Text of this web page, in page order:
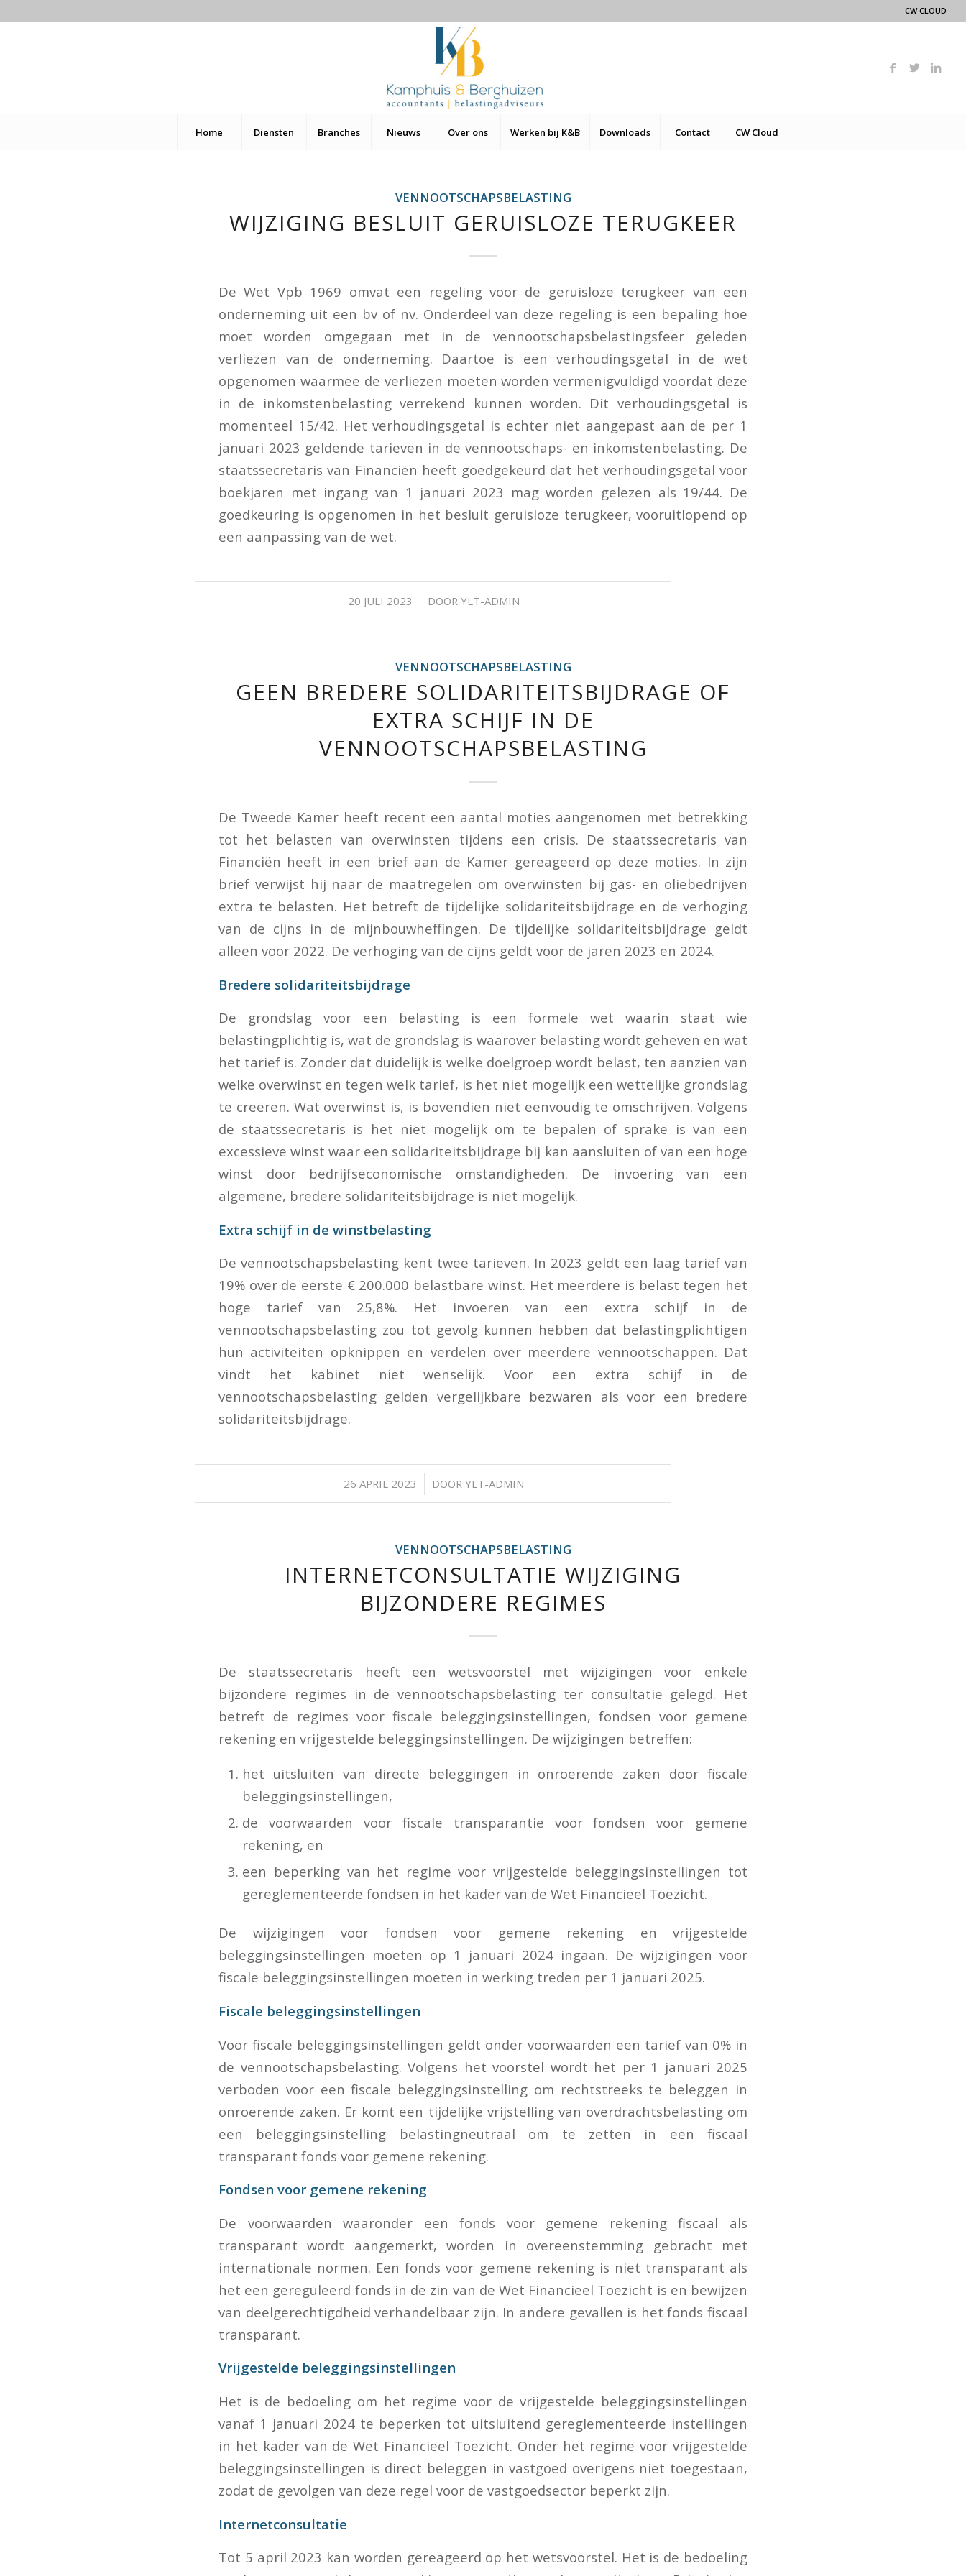
CW CLOUD
Home Diensten Branches Nieuws Over ons Werken bij K&B Downloads Contact CW Cloud
VENNOOTSCHAPSBELASTING
WIJZIGING BESLUIT GERUISLOZE TERUGKEER
De Wet Vpb 1969 omvat een regeling voor de geruisloze terugkeer van een
onderneming uit een bv of nv. Onderdeel van deze regeling is een bepaling hoe
moet worden omgegaan met in de vennootschapsbelastingsfeer geleden
verliezen van de onderneming. Daartoe is een verhoudingsgetal in de wet
opgenomen waarmee de verliezen moeten worden vermenigvuldigd voordat deze
in de inkomstenbelasting verrekend kunnen worden. Dit verhoudingsgetal is
momenteel 15/42. Het verhoudingsgetal is echter niet aangepast aan de per 1
januari 2023 geldende tarieven in de vennootschaps- en inkomstenbelasting. De
staatssecretaris van Financiën heeft goedgekeurd dat het verhoudingsgetal voor
boekjaren met ingang van 1 januari 2023 mag worden gelezen als 19/44. De
goedkeuring is opgenomen in het besluit geruisloze terugkeer, vooruitlopend op
een aanpassing van de wet.
20 JULI 2023
/ DOOR YLT-ADMIN
VENNOOTSCHAPSBELASTING
GEEN BREDERE SOLIDARITEITSBIJDRAGE OF
EXTRA SCHIJF IN DE
VENNOOTSCHAPSBELASTING
De Tweede Kamer heeft recent een aantal moties aangenomen met betrekking
tot het belasten van overwinsten tijdens een crisis. De staatssecretaris van
Financiën heeft in een brief aan de Kamer gereageerd op deze moties. In zijn
brief verwijst hij naar de maatregelen om overwinsten bij gas- en oliebedrijven
extra te belasten. Het betreft de tijdelijke solidariteitsbijdrage en de verhoging
van de cijns in de mijnbouwheffingen. De tijdelijke solidariteitsbijdrage geldt
alleen voor 2022. De verhoging van de cijns geldt voor de jaren 2023 en 2024.
Bredere solidariteitsbijdrage
De grondslag voor een belasting is een formele wet waarin staat wie
belastingplichtig is, wat de grondslag is waarover belasting wordt geheven en wat
het tarief is. Zonder dat duidelijk is welke doelgroep wordt belast, ten aanzien van
welke overwinst en tegen welk tarief, is het niet mogelijk een wettelijke grondslag
te creëren. Wat overwinst is, is bovendien niet eenvoudig te omschrijven. Volgens
de staatssecretaris is het niet mogelijk om te bepalen of sprake is van een
excessieve winst waar een solidariteitsbijdrage bij kan aansluiten of van een hoge
winst door bedrijfseconomische omstandigheden. De invoering van een
algemene, bredere solidariteitsbijdrage is niet mogelijk.
Extra schijf in de winstbelasting
De vennootschapsbelasting kent twee tarieven. In 2023 geldt een laag tarief van
19% over de eerste € 200.000 belastbare winst. Het meerdere is belast tegen het
hoge tarief van 25,8%. Het invoeren van een extra schijf in de
vennootschapsbelasting zou tot gevolg kunnen hebben dat belastingplichtigen
hun activiteiten opknippen en verdelen over meerdere vennootschappen. Dat
vindt het kabinet niet wenselijk. Voor een extra schijf in de
vennootschapsbelasting gelden vergelijkbare bezwaren als voor een bredere
solidariteitsbijdrage.
26 APRIL 2023
/ DOOR YLT-ADMIN
VENNOOTSCHAPSBELASTING
INTERNETCONSULTATIE WIJZIGING
BIJZONDERE REGIMES
De staatssecretaris heeft een wetsvoorstel met wijzigingen voor enkele
bijzondere regimes in de vennootschapsbelasting ter consultatie gelegd. Het
betreft de regimes voor fiscale beleggingsinstellingen, fondsen voor gemene
rekening en vrijgestelde beleggingsinstellingen. De wijzigingen betreffen:
het uitsluiten van directe beleggingen in onroerende zaken door fiscale
beleggingsinstellingen,
de voorwaarden voor fiscale transparantie voor fondsen voor gemene
rekening, en
een beperking van het regime voor vrijgestelde beleggingsinstellingen tot
gereglementeerde fondsen in het kader van de Wet Financieel Toezicht.
De wijzigingen voor fondsen voor gemene rekening en vrijgestelde
beleggingsinstellingen moeten op 1 januari 2024 ingaan. De wijzigingen voor
fiscale beleggingsinstellingen moeten in werking treden per 1 januari 2025.
Fiscale beleggingsinstellingen
Voor fiscale beleggingsinstellingen geldt onder voorwaarden een tarief van 0% in
de vennootschapsbelasting. Volgens het voorstel wordt het per 1 januari 2025
verboden voor een fiscale beleggingsinstelling om rechtstreeks te beleggen in
onroerende zaken. Er komt een tijdelijke vrijstelling van overdrachtsbelasting om
een beleggingsinstelling belastingneutraal om te zetten in een fiscaal
transparant fonds voor gemene rekening.
Fondsen voor gemene rekening
De voorwaarden waaronder een fonds voor gemene rekening fiscaal als
transparant wordt aangemerkt, worden in overeenstemming gebracht met
internationale normen. Een fonds voor gemene rekening is niet transparant als
het een gereguleerd fonds in de zin van de Wet Financieel Toezicht is en bewijzen
van deelgerechtigdheid verhandelbaar zijn. In andere gevallen is het fonds fiscaal
transparant.
Vrijgestelde beleggingsinstellingen
Het is de bedoeling om het regime voor de vrijgestelde beleggingsinstellingen
vanaf 1 januari 2024 te beperken tot uitsluitend gereglementeerde instellingen
in het kader van de Wet Financieel Toezicht. Onder het regime voor vrijgestelde
beleggingsinstellingen is direct beleggen in vastgoed overigens niet toegestaan,
zodat de gevolgen van deze regel voor de vastgoedsector beperkt zijn.
Internetconsultatie
Tot 5 april 2023 kan worden gereageerd op het wetsvoorstel. Het is de bedoeling